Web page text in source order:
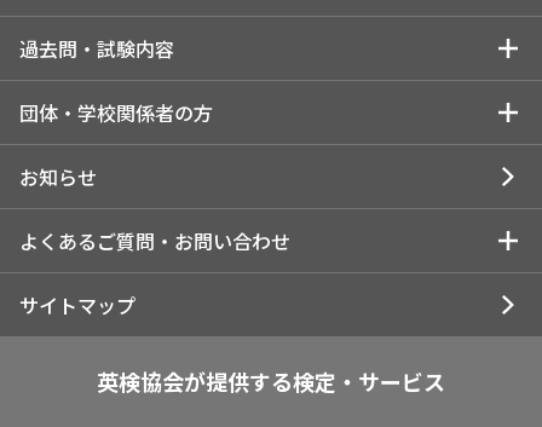
英検のメリット・特徴
各級の目安
成績優秀者表彰制度
英検を活用する
はじめに（試験日程・会場・検定料はパターンにより異なりま
1.所属団体でお申し込みの方
2.近隣の一般受験者受け入れ団体でお申し込みの方
3.個人でお申し込みの方
受験情報
受験を検討している個人の方
インターネットで申し込む
インターネット申込について
一般受験者受け入れ団体でのお申し込みについて
お申し込みの前に
試験結果・解答トップ
解答速報
一次試験解答速報
試験結果・合否に関するご案内
受験票・合否通知のお届け
合格証書交付日について
過去問・試験内容
過去問・試験内容トップ
各級の過去問・試験内容
1級の過去問・試験内容
団体・学校関係者の方
団体・学校関係者の方トップ
団体受験の申し込み・実施
団体申込について
お知らせ
よくあるご質問・お問い合わせ
お問い合わせトップ
受験者向けお問い合わせ
サイトマップ
英検協会が提供する検定・サービス